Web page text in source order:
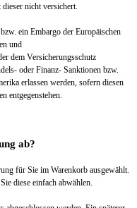
nicht versichert.
ein Embargo der Europäischen
und
dem Versicherungsschutz
oder Finanz- Sanktionen bzw.
erlassen werden, sofern diesen
entgegenstehen.
ab?
für Sie im Warenkorb ausgewählt.
diese einfach abwählen.